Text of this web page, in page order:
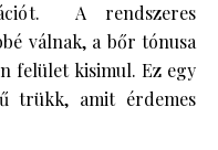
A rendszeres
válnak, a bőr tónusa
felület kisimul. Ez egy
trükk, amit érdemes